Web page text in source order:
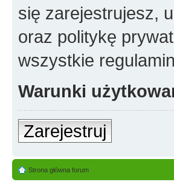
się zarejestrujesz,
oraz politykę
wszystkie
Warunki
Zarejestruj
Strona główna forum